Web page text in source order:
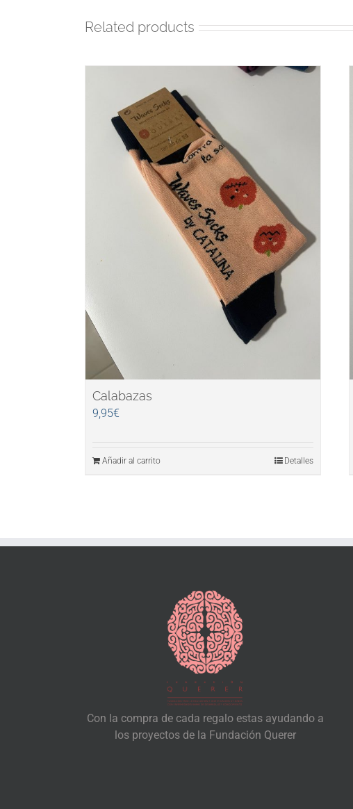
Related products
Calabazas
9,95€
Añadir al carrito Detalles
Con la compra de cada regalo estas ayudando a
los proyectos de la Fundación Querer